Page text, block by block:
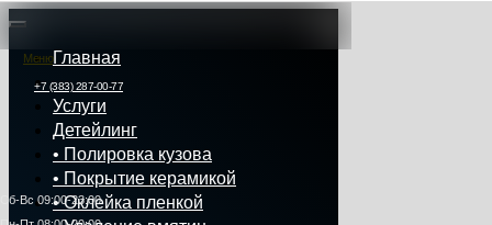
Меню
+7 (383) 287-00-77
Сб‑Вс 09:00‑23:00
Главная
Услуги
Детейлинг
• Полировка кузова
• Покрытие керамикой
• Оклейка пленкой